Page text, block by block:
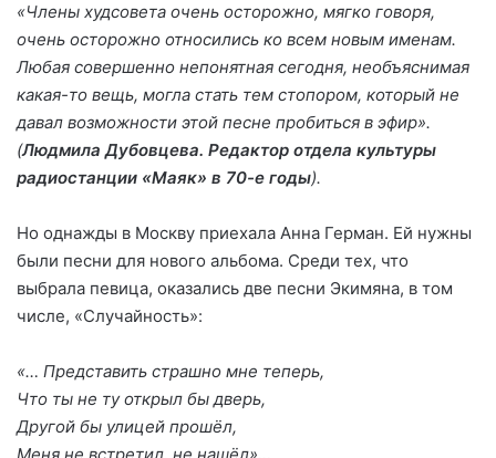
«Члены худсовета очень осторожно, мягко говоря,
очень осторожно относились ко всем новым именам.
Любая совершенно непонятная сегодня, необъяснимая
какая-то вещь, могла стать тем стопором, который не
давал возможности этой песне пробиться в эфир».
(Людмила Дубовцева. Редактор отдела культуры
радиостанции «Маяк» в 70-е годы).
Но однажды в Москву приехала Анна Герман. Ей нужны
были песни для нового альбома. Среди тех, что
выбрала певица, оказались две песни Экимяна, в том
числе, «Случайность»:
«… Представить страшно мне теперь,
Что ты не ту открыл бы дверь,
Другой бы улицей прошёл,